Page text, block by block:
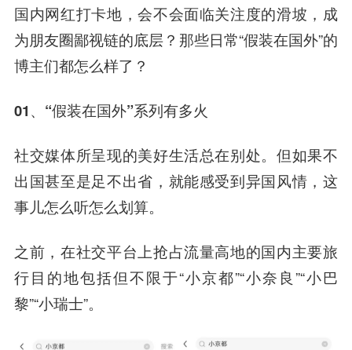
国内网红打卡地，会不会面临关注度的滑坡，成
为朋友圈鄙视链的底层？ 那些日常“假装在国外”的
博主们都怎么样了？
01、“假装在国外”系列有多火
社交媒体所呈现的美好生活总在别处。但如果不
出国甚至是足不出省，就能感受到异国风情，这
事儿怎么听怎么划算。
之前，在社交平台上抢占流量高地的国内主要旅
行目的地包括但不限于“小京都”“小奈良”“小巴
黎”“小瑞士”。